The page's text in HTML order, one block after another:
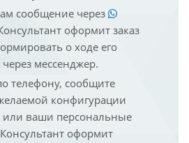
сообщение через
оформит заказ
о ходе его
мессенджер.
телефону, сообщите
конфигурации
или ваши персональные
оформит